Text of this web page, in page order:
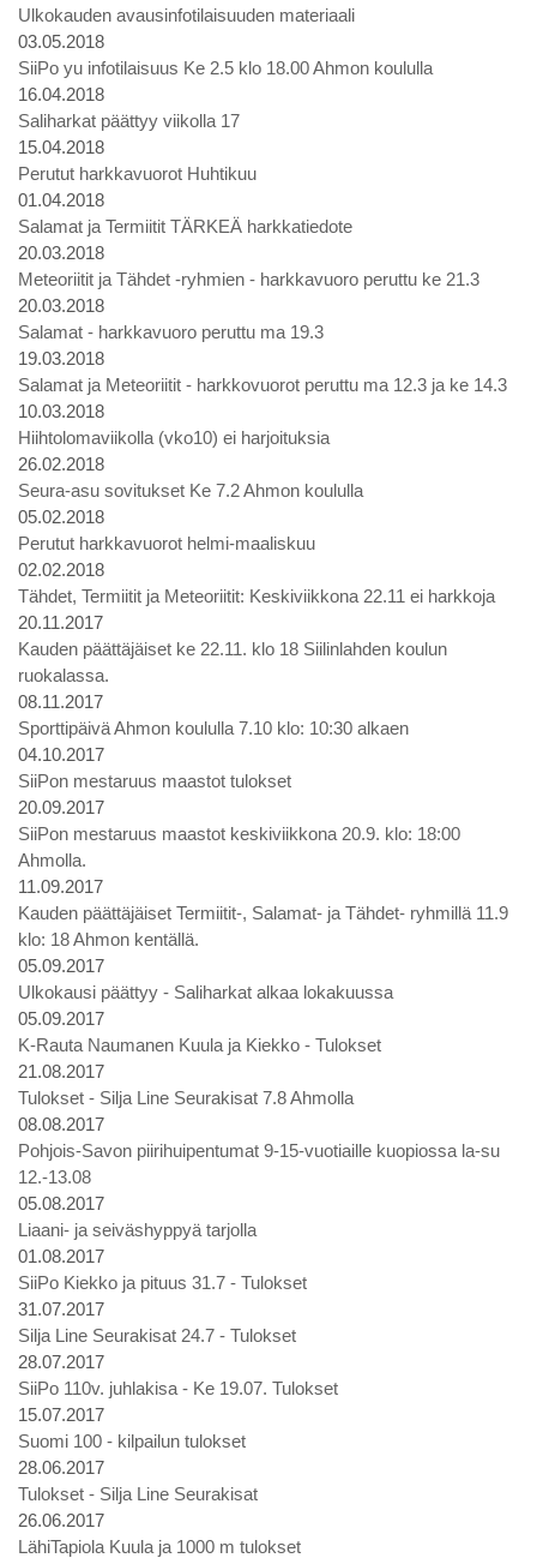
Ulkokauden avausinfotilaisuuden materiaali
03.05.2018
SiiPo yu infotilaisuus Ke 2.5 klo 18.00 Ahmon koululla
16.04.2018
Saliharkat päättyy viikolla 17
15.04.2018
Perutut harkkavuorot Huhtikuu
01.04.2018
Salamat ja Termiitit TÄRKEÄ harkkatiedote
20.03.2018
Meteoriitit ja Tähdet -ryhmien - harkkavuoro peruttu ke 21.3
20.03.2018
Salamat - harkkavuoro peruttu ma 19.3
19.03.2018
Salamat ja Meteoriitit - harkkovuorot peruttu ma 12.3 ja ke 14.3
10.03.2018
Hiihtolomaviikolla (vko10) ei harjoituksia
26.02.2018
Seura-asu sovitukset Ke 7.2 Ahmon koululla
05.02.2018
Perutut harkkavuorot helmi-maaliskuu
02.02.2018
Tähdet, Termiitit ja Meteoriitit: Keskiviikkona 22.11 ei harkkoja
20.11.2017
Kauden päättäjäiset ke 22.11. klo 18 Siilinlahden koulun
ruokalassa.
08.11.2017
Sporttipäivä Ahmon koululla 7.10 klo: 10:30 alkaen
04.10.2017
SiiPon mestaruus maastot tulokset
20.09.2017
SiiPon mestaruus maastot keskiviikkona 20.9. klo: 18:00
Ahmolla.
11.09.2017
Kauden päättäjäiset Termiitit-, Salamat- ja Tähdet- ryhmillä 11.9
klo: 18 Ahmon kentällä.
05.09.2017
Ulkokausi päättyy - Saliharkat alkaa lokakuussa
05.09.2017
K-Rauta Naumanen Kuula ja Kiekko - Tulokset
21.08.2017
Tulokset - Silja Line Seurakisat 7.8 Ahmolla
08.08.2017
Pohjois-Savon piirihuipentumat 9-15-vuotiaille kuopiossa la-su
12.-13.08
05.08.2017
Liaani- ja seiväshyppyä tarjolla
01.08.2017
SiiPo Kiekko ja pituus 31.7 - Tulokset
31.07.2017
Silja Line Seurakisat 24.7 - Tulokset
28.07.2017
SiiPo 110v. juhlakisa - Ke 19.07. Tulokset
15.07.2017
Suomi 100 - kilpailun tulokset
28.06.2017
Tulokset - Silja Line Seurakisat
26.06.2017
LähiTapiola Kuula ja 1000 m tulokset